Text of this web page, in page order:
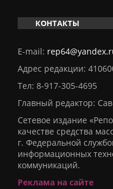
КОНТАКТЫ
E-mail:
Адрес редакции:
Тел: 8-917-305-4695
Главный редактор:
Сетевое издание
качестве средства
г. Федеральной
информационных
коммуникаций.
Реклама на сайте